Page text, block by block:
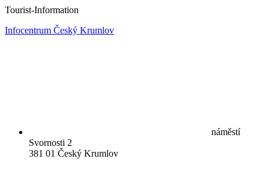
Tourist-Information
Infocentrum Český Krumlov
náměstí
Svornosti 2
381 01 Český Krumlov